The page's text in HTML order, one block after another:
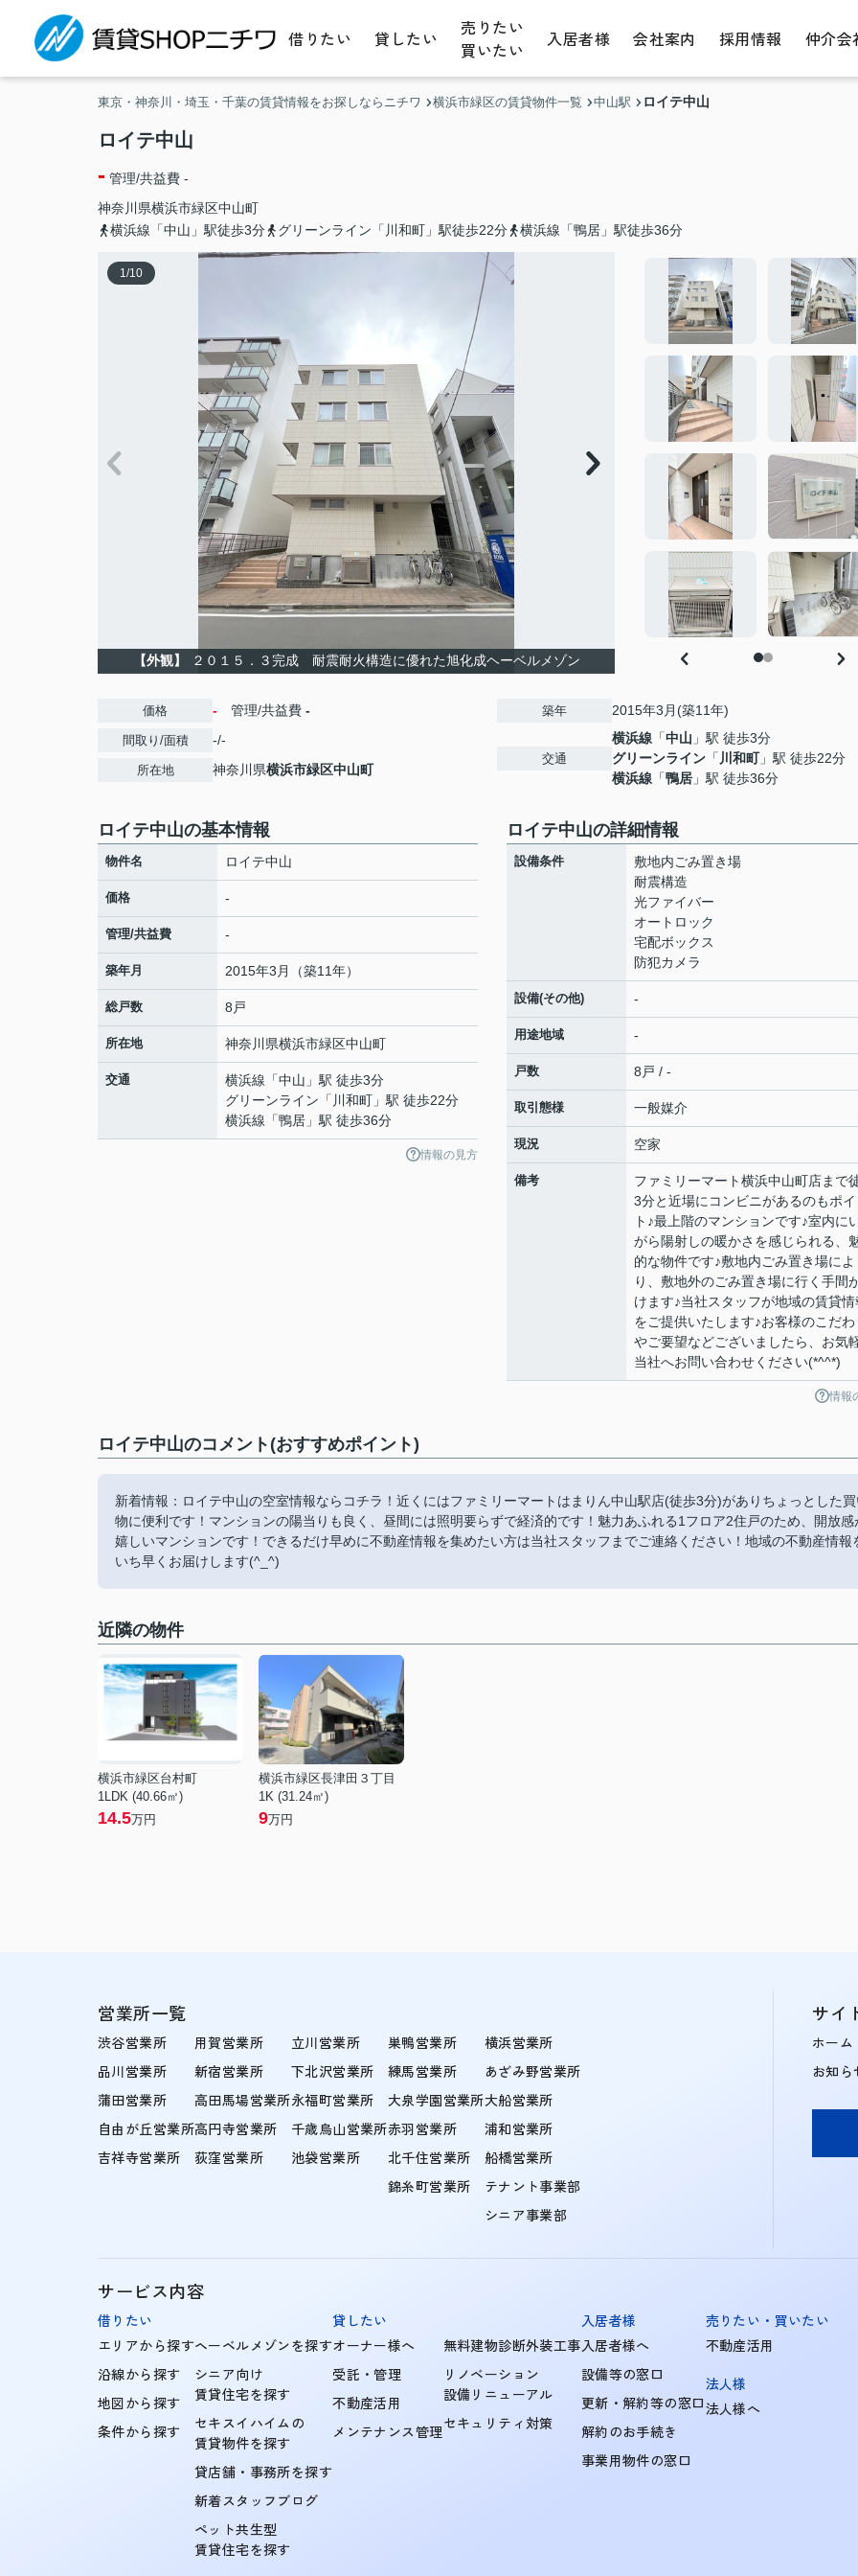
借りたい 貸したい
売りたい
買いたい
入居者様 会社案内 採用情報 仲介会
東京・神奈川・埼玉・千葉の賃貸情報をお探しならニチワ 横浜市緑区の賃貸物件一覧 中山駅 ロイテ中山
ロイテ中山
- 管理/共益費 -
神奈川県横浜市緑区中山町
横浜線「中山」駅徒歩3分
グリーンライン「川和町」駅徒歩22分 横浜線「鴨居」駅徒歩36分
1/10
【外観】 ２０１５．３完成 耐震耐火構造に優れた旭化成ヘーベルメゾン
価格 - 管理/共益費 -
間取り/面積 -/-
所在地 神奈川県横浜市緑区中山町
築年 2015年3月(築11年)
交通
横浜線 「中山 」駅 徒歩3分
グリーンライン 「 川和町」駅 徒歩22分
横浜線 「鴨居 」駅 徒歩36分
ロイテ中山の基本情報
物件名 ロイテ中山
価格 -
管理/共益費 -
築年月 2015年3月（築11年）
総戸数 8戸
所在地 神奈川県横浜市緑区中山町
交通 横浜線 「中山 」駅 徒歩3分
グリーンライン 「 川和町 」駅 徒歩22分
横浜線 「鴨居 」駅 徒歩36分
情報の見方
ロイテ中山の詳細情報
設備条件
敷地内ごみ置き場
耐震構造
光ファイバー
オートロック
宅配ボックス
防犯カメラ
設備(その他) -
用途地域 -
戸数 8戸 / -
取引態様 一般媒介
現況 空家
備考
ファミリーマート横浜中山町店まで
3分と近場にコンビニがあるのもポイ
ト♪最上階のマンションです♪室内に
がら陽射しの暖かさを感じられる、
的な物件です♪敷地内ごみ置き場によ
り、敷地外のごみ置き場に行く手間
けます♪当社スタッフが地域の賃貸情
をご提供いたします♪お客様のこだわ
やご要望などございましたら、お気
当社へお問い合わせください(*^^*)
情報
ロイテ中山のコメント(おすすめポイント)
新着情報：ロイテ中山の空室情報ならコチラ！近くにはファミリーマートはまりん中山駅店(徒歩3分)がありちょっとした
物に便利です！マンションの陽当りも良く、昼間には照明要らずで経済的です！魅力あふれる1フロア2住戸のため、開放感
嬉しいマンションです！できるだけ早めに不動産情報を集めたい方は当社スタッフまでご連絡ください！地域の不動産情報
いち早くお届けします(^_^)
近隣の物件
横浜市緑区台村町
1LDK (40.66㎡)
14.5万円
横浜市緑区長津田３丁目
1K (31.24㎡)
9万円
営業所一覧
渋谷営業所
品川営業所
蒲田営業所
自由が丘営業所
吉祥寺営業所
用賀営業所
新宿営業所
高田馬場営業所
高円寺営業所
荻窪営業所
立川営業所
下北沢営業所
永福町営業所
千歳烏山営業所
池袋営業所
巣鴨営業所
練馬営業所
大泉学園営業所
赤羽営業所
北千住営業所
錦糸町営業所
横浜営業所
あざみ野営業所
大船営業所
浦和営業所
船橋営業所
テナント事業部
シニア事業部
サイ
ホーム
お知ら
サービス内容
借りたい
エリアから探す
沿線から探す
地図から探す
条件から探す
ヘーベルメゾンを探す
シニア向け
賃貸住宅を探す
セキスイハイムの
賃貸物件を探す
貸店舗・事務所を探す
新着スタッフブログ
ペット共生型
賃貸住宅を探す
貸したい
オーナー様へ
受託・管理
不動産活用
メンテナンス管理
無料建物診断外装工事
リノベーション
設備リニューアル
セキュリティ対策
入居者様
入居者様へ
設備等の窓口
更新・解約等の窓口
解約のお手続き
事業用物件の窓口
売りたい・買いたい
不動産活用
法人様
法人様へ